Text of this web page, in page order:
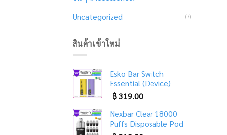
Uncategorized (7)
สินค้าเข้าใหม่
Esko Bar Switch
Essential (Device)
฿319.00
Nexbar Clear 18000
Puffs Disposable Pod